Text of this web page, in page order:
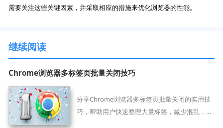
需要关注这些关键因素，并采取相应的措施来优化浏览器的性能。
继续阅读
Chrome浏览器多标签页批量关闭技巧
分享Chrome浏览器多标签页批量关闭的实用技
巧，帮助用户快速整理大量标签，减少混乱，提